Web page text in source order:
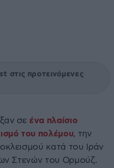
στις προτεινόμενες
σε ένα πλαίσιο
του πολέμου, την
κατά του Ιράν
Στενών του Ορμούζ.